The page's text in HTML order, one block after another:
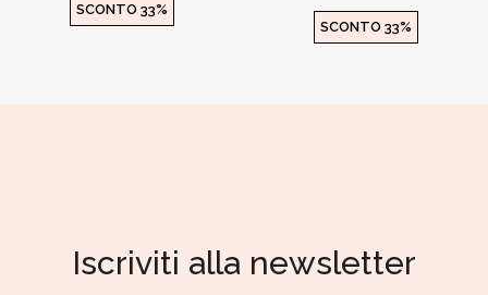
SCONTO 33%
SCONTO 33%
Iscriviti alla newsletter